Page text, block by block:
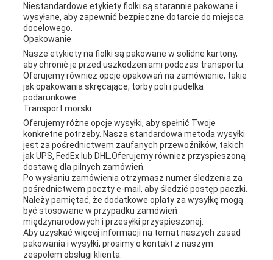
Niestandardowe etykiety fiolki są starannie pakowane i
wysyłane, aby zapewnić bezpieczne dotarcie do miejsca
docelowego.
Opakowanie
Nasze etykiety na fiolki są pakowane w solidne kartony,
aby chronić je przed uszkodzeniami podczas transportu.
Oferujemy również opcje opakowań na zamówienie, takie
jak opakowania skręcające, torby poli i pudełka
podarunkowe.
Transport morski
Oferujemy różne opcje wysyłki, aby spełnić Twoje
konkretne potrzeby. Nasza standardowa metoda wysyłki
jest za pośrednictwem zaufanych przewoźników, takich
jak UPS, FedEx lub DHL.Oferujemy również przyspieszoną
dostawę dla pilnych zamówień.
Po wysłaniu zamówienia otrzymasz numer śledzenia za
pośrednictwem poczty e-mail, aby śledzić postęp paczki.
Należy pamiętać, że dodatkowe opłaty za wysyłkę mogą
być stosowane w przypadku zamówień
międzynarodowych i przesyłki przyspieszonej.
Aby uzyskać więcej informacji na temat naszych zasad
pakowania i wysyłki, prosimy o kontakt z naszym
zespołem obsługi klienta.